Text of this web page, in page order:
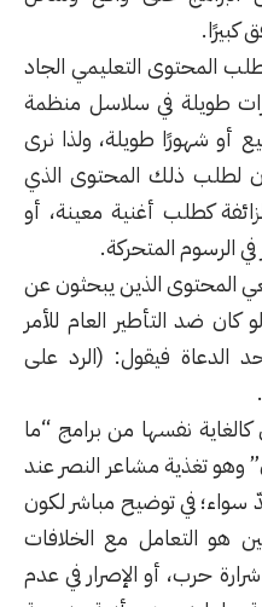
كبيرًا.
المحتوى التعليمي الجاد
طويلة في سلاسل منظمة
أو شهورًا طويلة، ولذا نرى
لطلب ذلك المحتوى الذي
كطلب أغنية معينة، أو
المتحركة.
المحتوى الذين يبحثون عن
كان ضد التأطير العام للأمر
الدعاة فيقول: (الرد على
نفسها من برامج “ما
تغذية مشاعر النصر عند
في توضيح مباشر لكون
هو التعامل مع الخلافات
حرب، أو الإصرار في عدم